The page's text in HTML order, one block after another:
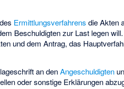
Ermittlungsverfahrens die Akten
Beschuldigten zur Last legen
und dem Antrag, das
an denAngeschuldigten
oder sonstige Erklärungen